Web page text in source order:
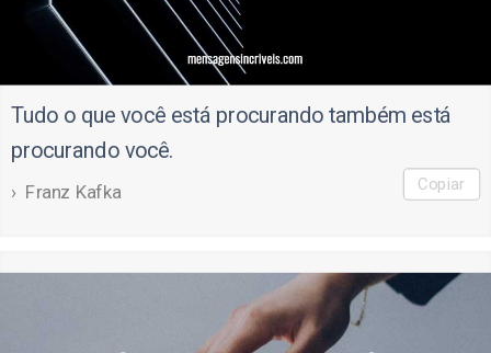
Tudo o que você está procurando também está
procurando você.
Franz Kafka Copiar